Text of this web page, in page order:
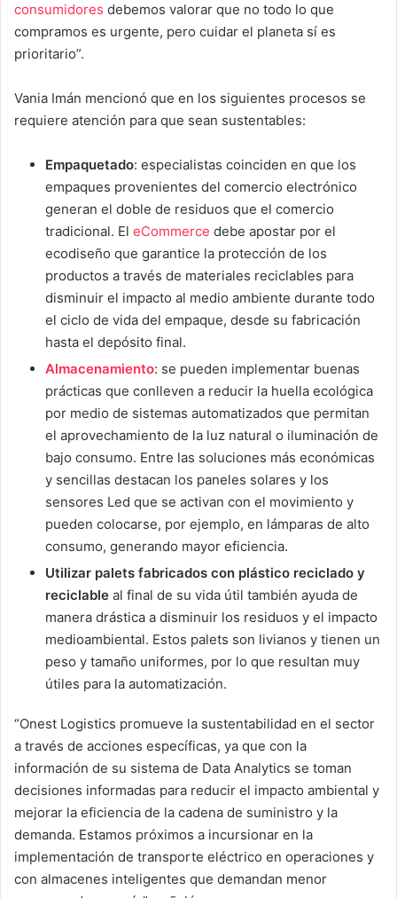
consumidores debemos valorar que no todo lo que
compramos es urgente, pero cuidar el planeta sí es
prioritario”.
Vania Imán mencionó que en los siguientes procesos se
requiere atención para que sean sustentables:
Empaquetado: especialistas coinciden en que los
empaques provenientes del comercio electrónico
generan el doble de residuos que el comercio
tradicional. El eCommerce debe apostar por el
ecodiseño que garantice la protección de los
productos a través de materiales reciclables para
disminuir el impacto al medio ambiente durante todo
el ciclo de vida del empaque, desde su fabricación
hasta el depósito final.
Almacenamiento: se pueden implementar buenas
prácticas que conlleven a reducir la huella ecológica
por medio de sistemas automatizados que permitan
el aprovechamiento de la luz natural o iluminación de
bajo consumo. Entre las soluciones más económicas
y sencillas destacan los paneles solares y los
sensores Led que se activan con el movimiento y
pueden colocarse, por ejemplo, en lámparas de alto
consumo, generando mayor eficiencia.
Utilizar palets fabricados con plástico reciclado y
reciclable al final de su vida útil también ayuda de
manera drástica a disminuir los residuos y el impacto
medioambiental. Estos palets son livianos y tienen un
peso y tamaño uniformes, por lo que resultan muy
útiles para la automatización.
“Onest Logistics promueve la sustentabilidad en el sector
a través de acciones específicas, ya que con la
información de su sistema de Data Analytics se toman
decisiones informadas para reducir el impacto ambiental y
mejorar la eficiencia de la cadena de suministro y la
demanda. Estamos próximos a incursionar en la
implementación de transporte eléctrico en operaciones y
con almacenes inteligentes que demandan menor